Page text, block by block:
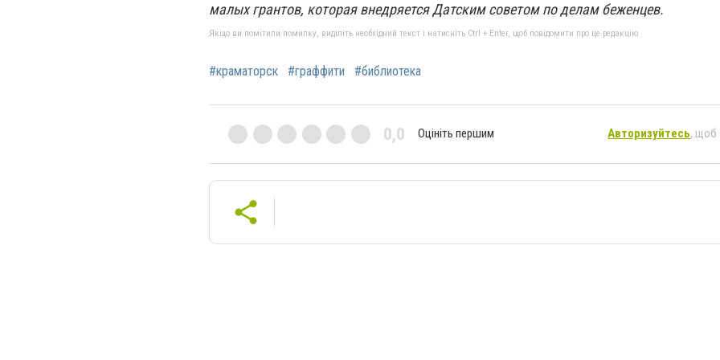
малых грантов, которая внедряется Датским советом по делам беженцев.
Якщо ви помітили помилку, виділіть необхідний текст і натисніть Ctrl + Enter, щоб повідомити про це редакцію
#краматорск #граффити #библиотека
0,0 Оцініть першим Авторизуйтесь, щоб